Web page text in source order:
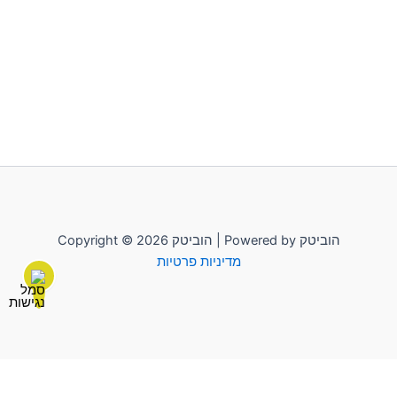
Copyright © 2026 הוביטק | Powered by הוביטק
מדיניות פרטיות